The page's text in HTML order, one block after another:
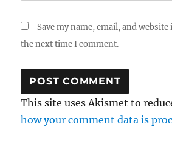
Save my name, email, and
the next time I comment.
This site uses Akismet to
how your comment data is